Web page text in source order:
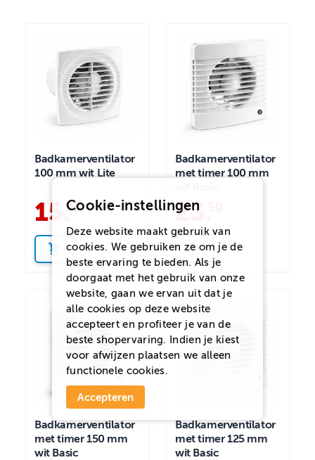
Badkamerventilator
100 mm wit Lite
15 .
95
Badkamerventilator
met timer 100 mm
23
Badkamerventilator
met timer 150 mm
wit Basic
Badkamerventilator
met timer 125 mm
wit Basic
Cookie-instellingen
Deze website maakt gebruik van
cookies. We gebruiken ze om je de
beste ervaring te bieden. Als je
doorgaat met het gebruik van onze
website, gaan we ervan uit dat je
alle cookies op deze website
accepteert en profiteer je van de
beste shopervaring. Indien je kiest
voor afwijzen plaatsen we alleen
functionele cookies.
Accepteren